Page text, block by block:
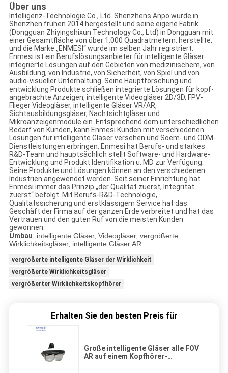
Über uns
Intelligenz-Technologie Co., Ltd. Shenzhens Anpo wurde in
Shenzhen frühen 2014 hergestellt und seine eigene Fabrik
(Dongguan Zhiyingshixun Technology Co., Ltd) in Dongguan mit
einer Gesamtfläche von über 1.000 Quadratmetern. herstellte,
und die Marke „ENMESI“ wurde im selben Jahr registriert.
Enmesi ist ein Berufslösungsanbieter für intelligente Gläser
integrierte Lösungen auf den Gebieten von medizinischem, von
Ausbildung, von Industrie, von Sicherheit, von Spiel und von
audio-visueller Unterhaltung. Seine Hauptforschung und
entwicklung Produkte schließen integrierte Lösungen für kopf-
angebrachte Anzeigen, intelligente Videogläser 2D/3D, FPV-
Flieger Videogläser, intelligente Gläser VR/AR,
Sichtausbildungsgläser, Nachtsichtgläser und
Mikroanzeigenmodule ein. Entsprechend dem unterschiedlichen
Bedarf von Kunden, kann Enmesi Kunden mit verschiedenen
Lösungen für intelligente Gläser versehen und Soem- und ODM-
Dienstleistungen erbringen. Enmesi hat Berufs- und starkes
R&D-Team und hauptsächlich stellt Software- und Hardware-
Entwicklung und Produkt Identifikation u. MD zur Verfügung.
Seine Produkte und Lösungen können an den verschiedenen
Industrien angewendet werden. Seit seiner Einrichtung hat
Enmesi immer das Prinzip „der Qualität zuerst, Integrität
zuerst“ befolgt. Mit Berufs-R&D-Technologie,
Qualitätssicherung und erstklassigem Service hat das
Geschäft der Firma auf der ganzen Erde verbreitet und hat das
Vertrauen und den guten Ruf von die meisten Kunden
gewonnen.
Umbau: intelligente Gläser, Videogläser, vergrößerte
Wirklichkeitsgläser, intelligente Gläser AR.
vergrößerte intelligente Gläser der Wirklichkeit
vergrößerte Wirklichkeitsgläser
vergrößerter Wirklichkeitskopfhörer
Erhalten Sie den besten Preis für
Große intelligente Gläser alle FOV
AR auf einem Kopfhörer-